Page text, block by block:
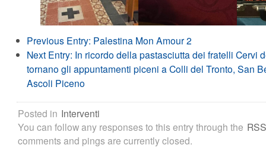
Previous Entry: Palestina Mon Amour 2
Next Entry: In ricordo della pastasciutta dei fratelli Cervi
tornano gli appuntamenti piceni a Colli del Tronto, San
Ascoli Piceno
Posted in Interventi
You can follow any responses to this entry through the
comments and pings are currently closed.